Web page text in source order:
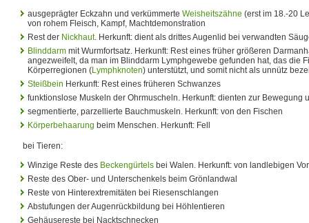
ausgeprägter Eckzahn und verkümmerte Weisheitszähne (erst im 18.-20
von rohem Fleisch, Kampf, Machtdemonstration
Rest der Nickhaut. Herkunft: dient als drittes Augenlid bei verwandten
Blinddarm mit Wurmfortsatz. Herkunft: Rest eines früher größeren
angezweifelt, da man im Blinddarm Lymphgewebe gefunden hat, das die
Körperregionen (Lymphknoten) unterstützt, und somit nicht als unnütz
Steißbein Herkunft: Rest eines früheren Schwanzes
funktionslose Muskeln der Ohrmuscheln. Herkunft: dienten zur Bewegung
segmentierte, parzellierte Bauchmuskeln. Herkunft: von den Fischen
Körperbehaarung beim Menschen. Herkunft: Fell
bei Tieren:
Winzige Reste des Beckengürtels bei Walen. Herkunft: von landlebigen
Reste des Ober- und Unterschenkels beim Grönlandwal
Reste von Hinterextremitäten bei Riesenschlangen
Abstufungen der Augenrückbildung bei Höhlentieren
Gehäusereste bei Nacktschnecken